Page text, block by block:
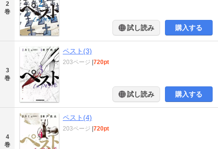
2
巻
試し読み 購入する
3
巻
ペスト(3)
203ページ 720pt
試し読み 購入する
4
巻
ペスト(4)
203ページ 720pt